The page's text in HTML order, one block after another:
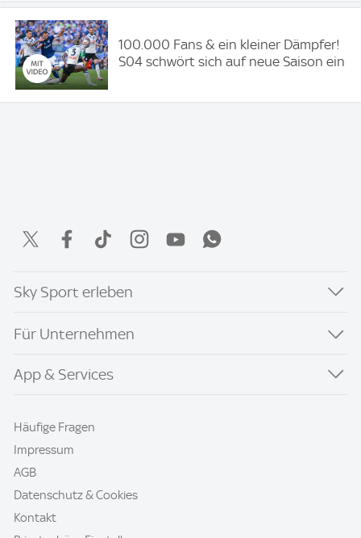
100.000 Fans & ein kleiner Dämpfer!
S04 schwört sich auf neue Saison ein
Sky Sport erleben
Für Unternehmen
App & Services
Häufige Fragen
Impressum
AGB
Datenschutz & Cookies
Kontakt